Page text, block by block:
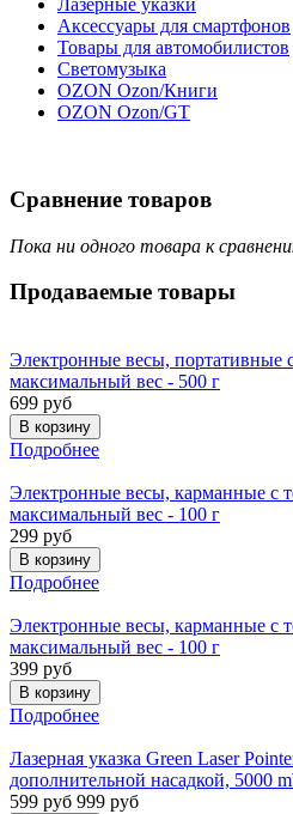
Лазерные указки
Аксессуары для смартфонов
Товары для автомобилистов
Светомузыка
OZON Ozon/Книги
OZON Ozon/GT
Сравнение товаров
Пока ни одного товара к
Продаваемые товары
Электронные весы, портативные
максимальный вес - 500 г
699 руб
Подробнее
Электронные весы, карманные с
максимальный вес - 100 г
299 руб
Подробнее
Электронные весы, карманные с
максимальный вес - 100 г
399 руб
Подробнее
Лазерная указка Green Laser
дополнительной насадкой, 5000
599 руб 999 руб